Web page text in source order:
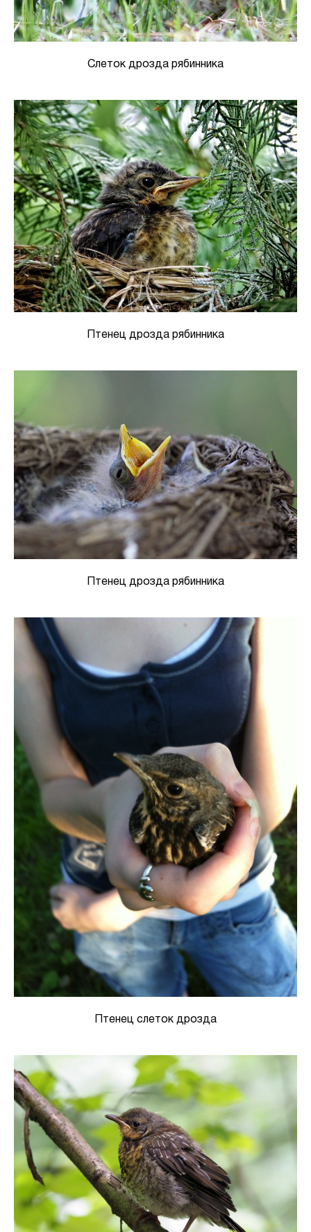
Слеток дрозда рябинника
Птенец дрозда рябинника
Птенец дрозда рябинника
Птенец слеток дрозда